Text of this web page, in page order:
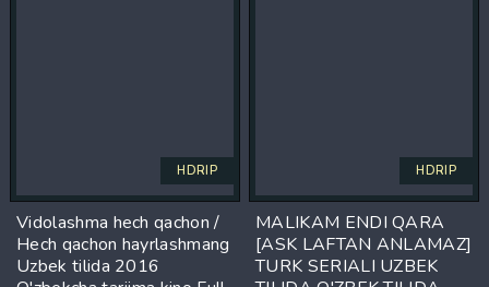
HDRIP
Vidolashma hech qachon /
Hech qachon hayrlashmang
Uzbek tilida 2016
HDRIP
MALIKAM ENDI QARA
[ASK LAFTAN ANLAMAZ]
TURK SERIALI UZBEK